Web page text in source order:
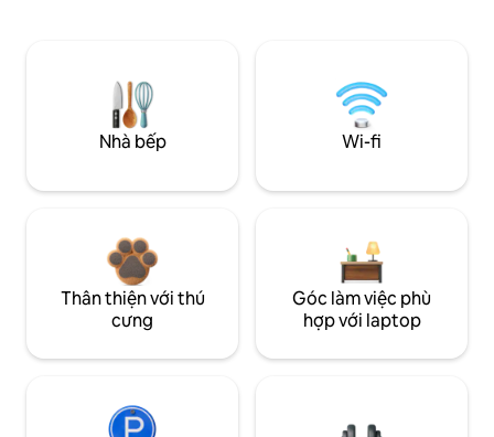
Nhà bếp Wi-fi
Thân thiện với thú
cưng
Góc làm việc phù
hợp với laptop